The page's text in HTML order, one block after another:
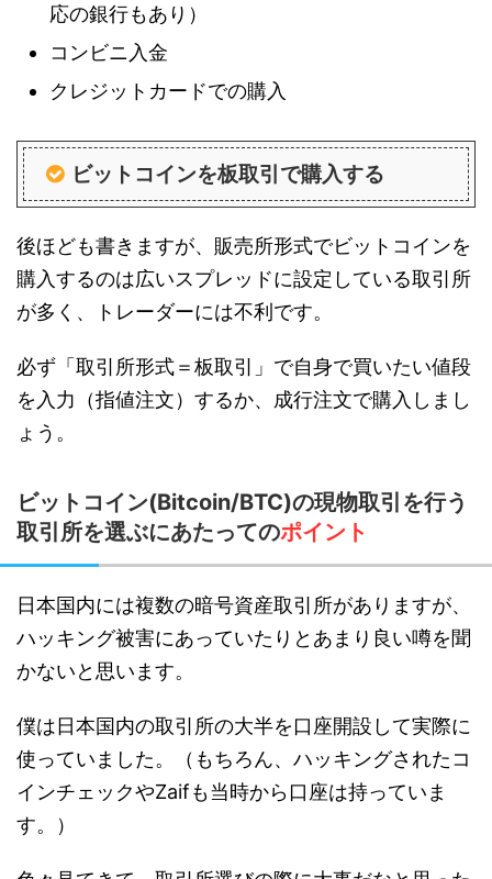
応の銀行もあり）
コンビニ入金
クレジットカードでの購入
ビットコインを板取引で購入する
後ほども書きますが、販売所形式でビットコインを
購入するのは広いスプレッドに設定している取引所
が多く、トレーダーには不利です。
必ず「取引所形式＝板取引」で自身で買いたい値段
を入力（指値注文）するか、成行注文で購入しまし
ょう。
ビットコイン(Bitcoin/BTC)の現物取引を行う
取引所を選ぶにあたってのポイント
日本国内には複数の暗号資産取引所がありますが、
ハッキング被害にあっていたりとあまり良い噂を聞
かないと思います。
僕は日本国内の取引所の大半を口座開設して実際に
使っていました。（もちろん、ハッキングされたコ
インチェックやZaifも当時から口座は持っていま
す。）